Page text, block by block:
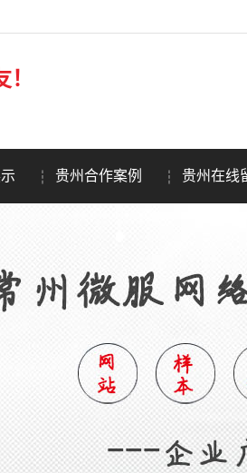
贵州合作案例 贵州在线